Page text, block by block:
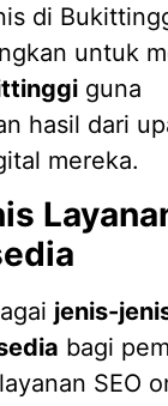
di
untuk
guna
hasil dari
mereka.
jenis-
bagi
SEO